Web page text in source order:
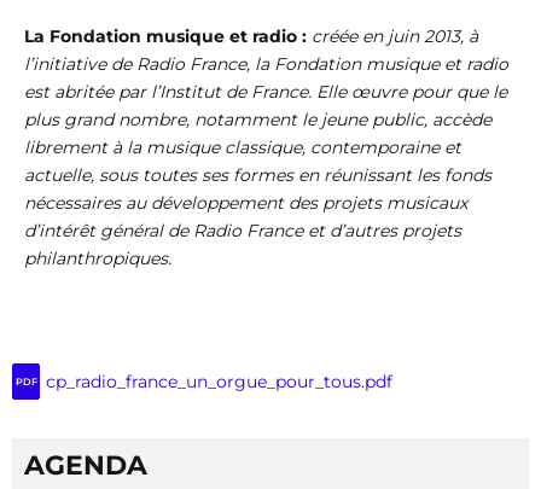
La Fondation musique et radio : créée en juin 2013, à
l’initiative de Radio France, la Fondation musique et radio
est abritée par l’Institut de France. Elle œuvre pour que le
plus grand nombre, notamment le jeune public, accède
librement à la musique classique, contemporaine et
actuelle, sous toutes ses formes en réunissant les fonds
nécessaires au développement des projets musicaux
d’intérêt général de Radio France et d’autres projets
philanthropiques.
PDF cp_radio_france_un_orgue_pour_tous.pdf
AGENDA